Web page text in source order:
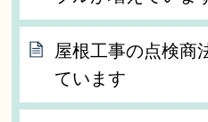
屋根工事の点検商
ています